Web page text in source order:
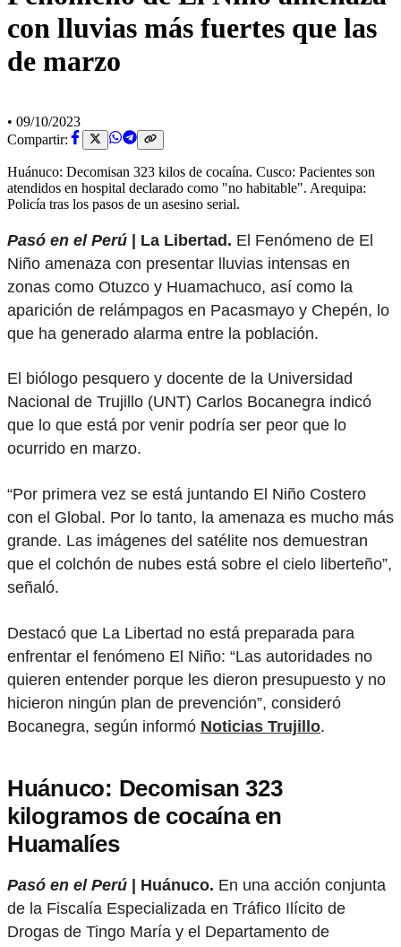
con lluvias más fuertes que las
de marzo
• 09/10/2023
Compartir:
Huánuco: Decomisan 323 kilos de cocaína. Cusco: Pacientes son
atendidos en hospital declarado como "no habitable". Arequipa:
Policía tras los pasos de un asesino serial.
Pasó en el Perú | La Libertad. El Fenómeno de El
Niño amenaza con presentar lluvias intensas en
zonas como Otuzco y Huamachuco, así como la
aparición de relámpagos en Pacasmayo y Chepén, lo
que ha generado alarma entre la población.
El biólogo pesquero y docente de la Universidad
Nacional de Trujillo (UNT) Carlos Bocanegra indicó
que lo que está por venir podría ser peor que lo
ocurrido en marzo.
“Por primera vez se está juntando El Niño Costero
con el Global. Por lo tanto, la amenaza es mucho más
grande. Las imágenes del satélite nos demuestran
que el colchón de nubes está sobre el cielo liberteño”,
señaló.
Destacó que La Libertad no está preparada para
enfrentar el fenómeno El Niño: “Las autoridades no
quieren entender porque les dieron presupuesto y no
hicieron ningún plan de prevención”, consideró
Bocanegra, según informó Noticias Trujillo.
Huánuco: Decomisan 323
kilogramos de cocaína en
Huamalíes
Pasó en el Perú | Huánuco. En una acción conjunta
de la Fiscalía Especializada en Tráfico Ilícito de
Drogas de Tingo María y el Departamento de